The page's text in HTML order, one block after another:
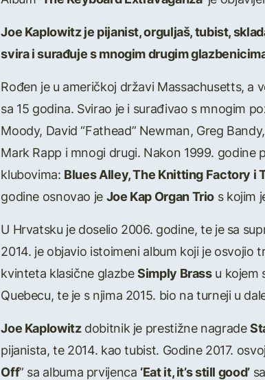
Joe Kaplowitz je pijanist, orguljaš, tubist,
svira i surađuje s mnogim drugim
Rođen je u američkoj državi Massachusetts, a
sa 15 godina. Svirao je i surađivao s mnogim
Moody, David “Fathead” Newman, Greg
Mark Rapp i mnogi drugi. Nakon 1999. godine
klubovima: Blues Alley, The Knitting Factory i
godine osnovao jeJoe Kap Organ Trio s kojim
U Hrvatsku je doselio 2006. godine, te je sa
2014. je objavio istoimeni album koji je osvojio
kvinteta klasične glazbeSimply Brassu kojem
Quebecu, te je s njima 2015. bio na turneji u
Joe Kaplowitzdobitnik je prestižne nagrade
pijanista, te 2014. kao tubist. Godine 2017.
Off” sa albuma prvijenca ‘Eat it, it’s still good’